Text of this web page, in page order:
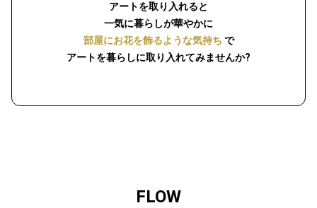
アートを取り入れると
一気に暮らしが華やかに
部屋にお花を飾るような気持ち で
アートを暮らしに取り入れてみませんか?
FLOW